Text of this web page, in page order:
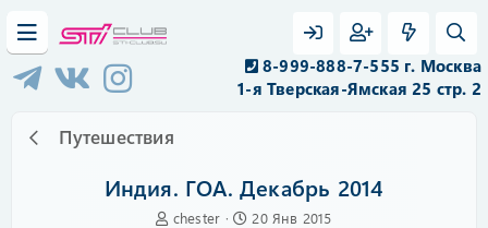
8-999-888-7-555 г. Москва
1-я Тверская-Ямская 25 стр. 2
Путешествия
Индия. ГОА. Декабрь 2014
А
chester
Д
20 Янв 2015